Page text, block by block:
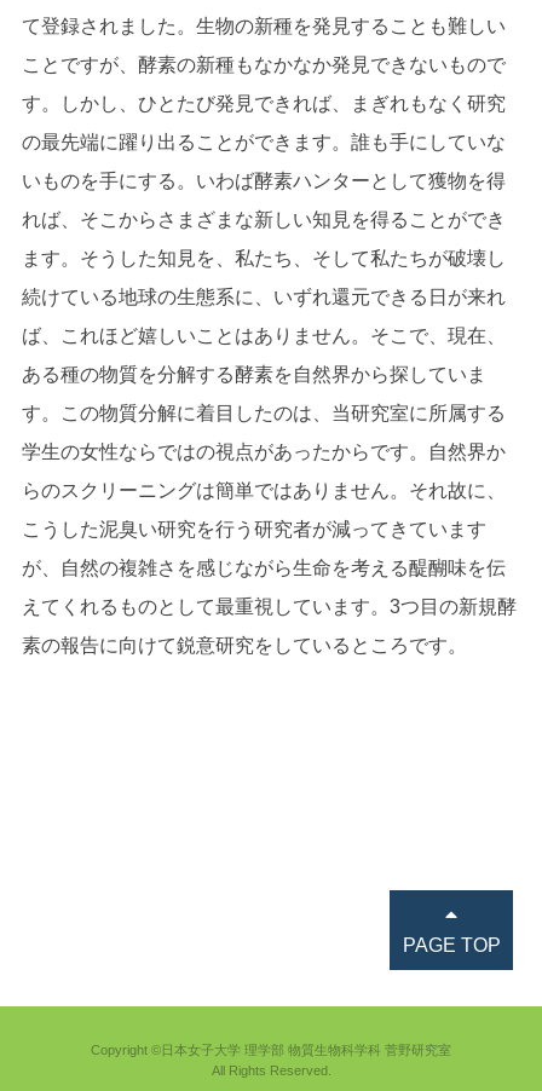
て登録されました。生物の新種を発見することも難しい
ことですが、酵素の新種もなかなか発見できないもので
す。しかし、ひとたび発見できれば、まぎれもなく研究
の最先端に躍り出ることができます。誰も手にしていな
いものを手にする。いわば酵素ハンターとして獲物を得
れば、そこからさまざまな新しい知見を得ることができ
ます。そうした知見を、私たち、そして私たちが破壊し
続けている地球の生態系に、いずれ還元できる日が来れ
ば、これほど嬉しいことはありません。そこで、現在、
ある種の物質を分解する酵素を自然界から探していま
す。この物質分解に着目したのは、当研究室に所属する
学生の女性ならではの視点があったからです。自然界か
らのスクリーニングは簡単ではありません。それ故に、
こうした泥臭い研究を行う研究者が減ってきています
が、自然の複雑さを感じながら生命を考える醍醐味を伝
えてくれるものとして最重視しています。3つ目の新規酵
素の報告に向けて鋭意研究をしているところです。
PAGE TOP
Copyright ©日本女子大学 理学部 物質生物科学科 菅野研究室
All Rights Reserved.